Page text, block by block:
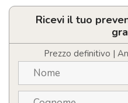
15"
Graphite
quantità
Ricevi il tuo
Prezzo definitivo |